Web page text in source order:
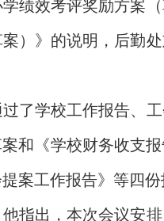
绩效考评奖励方案
）》的说明，后勤
了学校工作报告、
和 《学校财务收支
案工作报告》等四
他指出，本次会议安